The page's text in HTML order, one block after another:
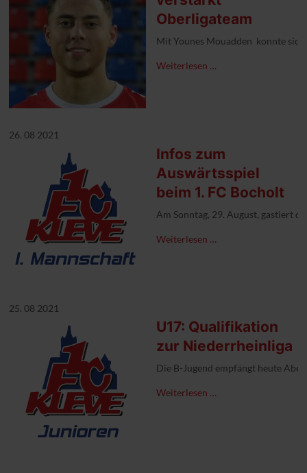
Oberligateam
Mit Younes Mouadden konnte
Weiterlesen …
26. 08 2021
Infos zum
Auswärtsspiel
beim 1. FC Bocholt
Am Sonntag, 29. August, gastiert
Weiterlesen …
25. 08 2021
U17: Qualifikation
zur Niederrheinliga
Die B-Jugend empfängt heute
Weiterlesen …